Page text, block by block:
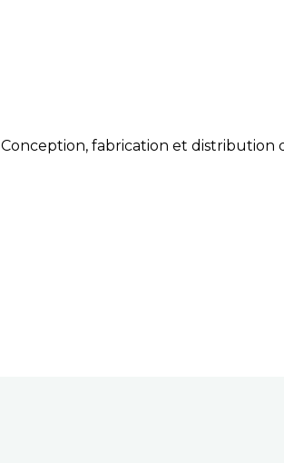
Conception, fabrication et distribution